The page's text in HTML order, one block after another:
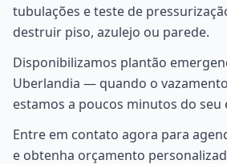
tubulações e teste de
destruir piso, azulejo ou parede.
Disponibilizamos plantão
Uberlandia — quando o
estamos a poucos minutos do seu
Entre em contato agora para
e obtenha orçamento